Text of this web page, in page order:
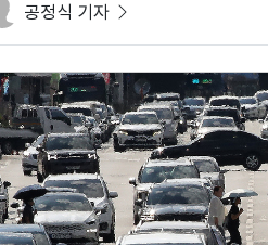
공정식 기자